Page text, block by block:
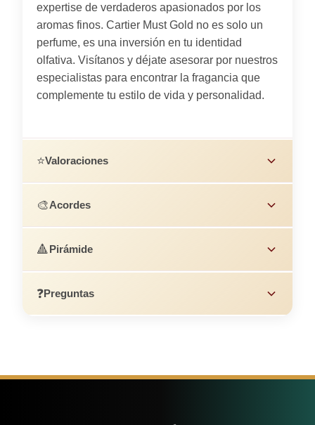
expertise de verdaderos apasionados por los
aromas finos. Cartier Must Gold no es solo un
perfume, es una inversión en tu identidad
olfativa. Visítanos y déjate asesorar por nuestros
especialistas para encontrar la fragancia que
complemente tu estilo de vida y personalidad.
⭐Valoraciones
🎨Acordes
🔺Pirámide
❓Preguntas